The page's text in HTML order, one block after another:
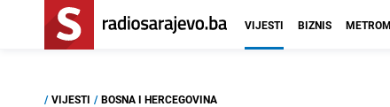
VIJESTI BIZNIS
/ VIJESTI / BOSNA I HERCEGOVINA